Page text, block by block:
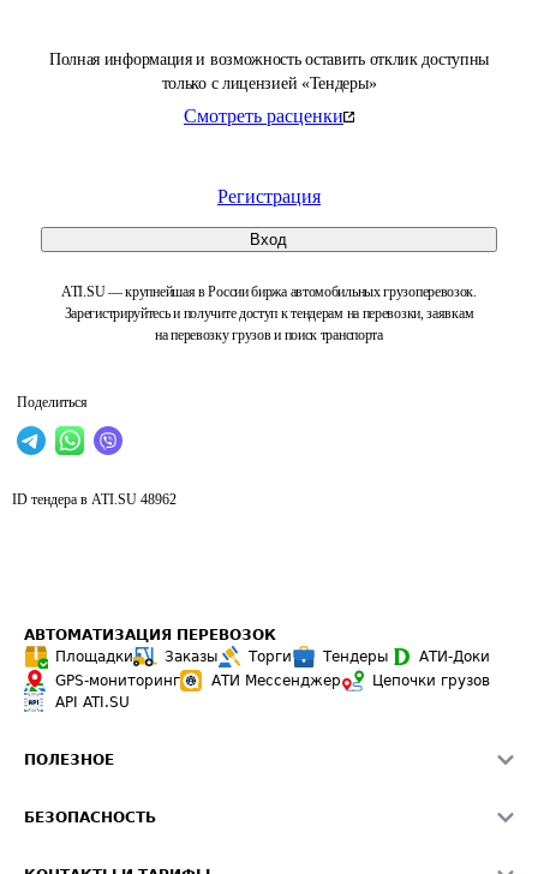
Полная информация и возможность оставить отклик доступны
только с лицензией «Тендеры»
Смотреть расценки
Регистрация
Вход
ATI.SU — крупнейшая в России биржа автомобильных грузоперевозок.
Зарегистрируйтесь и получите доступ к тендерам на перевозки, заявкам
на перевозку грузов и поиск транспорта
Поделиться
ID тендера в ATI.SU 48962
АВТОМАТИЗАЦИЯ ПЕРЕВОЗОК
Площадки
Заказы Торги Тендеры
АТИ-Доки
GPS-мониторинг
АТИ Мессенджер
Цепочки грузов
API ATI.SU
ПОЛЕЗНОЕ
Звезды ATI.SU на вашем сайте
БЕЗОПАСНОСТЬ